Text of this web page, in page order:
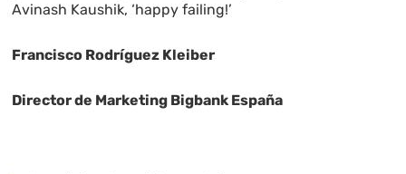
Avinash Kaushik, ‘happy failing!’
Francisco Rodríguez Kleiber
Director de Marketing Bigbank España